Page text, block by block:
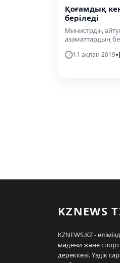
Қоғамдық
беріледі
Министрдің
азаматтардың
11 ақпан 2019•
KZNEWS
KZNEWS.KZ -
мәдени және
дереккөзі. Үздік